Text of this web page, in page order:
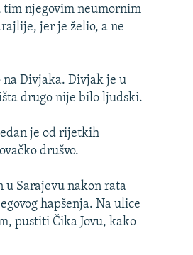
tim njegovim neumornim
jer je želio, a ne
na Divjaka. Divjak je u
drugo nije bilo ljudski.
je od rijetkih
drušvo.
u Sarajevu nakon rata
hapšenja. Na ulice
pustiti Čika Jovu, kako